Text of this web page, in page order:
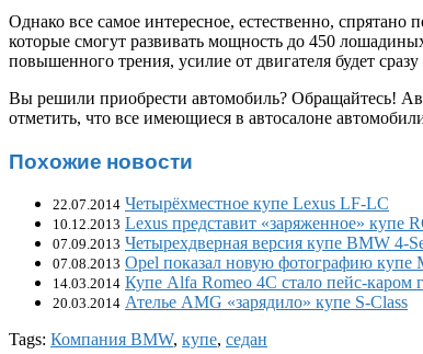
Однако все самое интересное, естественно,
которые смогут развивать мощность до 450
повышенного трения, усилие от двигателя будет сразу
Вы решили приобрести автомобиль? Обращайтесь!
отметить, что все имеющиеся в автосалоне
Похожие новости
22.07.2014 Четырёхместное купе Lexus LF-LC
10.12.2013 Lexus представит «заряженное» купе
07.09.2013 Четырехдверная версия купе BMW 4-
07.08.2013 Opel показал новую фотографию купе
14.03.2014 Купе Alfa Romeo 4С стало пейс-каром
20.03.2014 Ателье AMG «зарядило» купе S-Class
Tags: Компания BMW, купе, седан